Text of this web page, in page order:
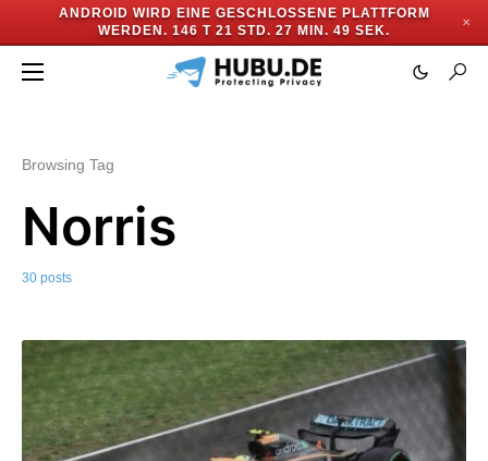
ANDROID WIRD EINE GESCHLOSSENE PLATTFORM
WERDEN. 146 T 21 STD. 27 MIN. 46 SEK.
✕
Browsing Tag
Norris
30 posts